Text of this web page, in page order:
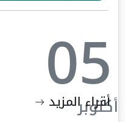
05
أكتوبر
أقراء المزيد